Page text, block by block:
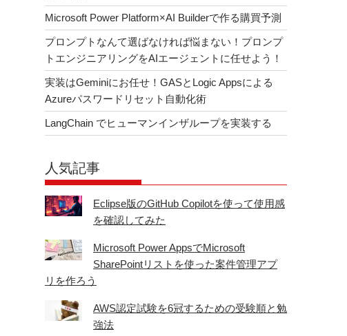
Microsoft Power Platform×AI Builderで作る購買予測
プロンプトなんて選ばなければ悩まない！プロンプ
トエンジニアリングをAIエージェントに任せよう！
実装はGeminiにお任せ！GASとLogic Appsによる
Azureパスワードリセット自動化術
LangChain でヒューマンインザループを実装する
人気記事
Eclipse版のGitHub Copilotを使って使用感
を確認してみた
Microsoft Power AppsでMicrosoft
SharePointリストを使った案件管理アプ
リを作ろう
AWS認定試験を6冠するための受験順と勉
強法